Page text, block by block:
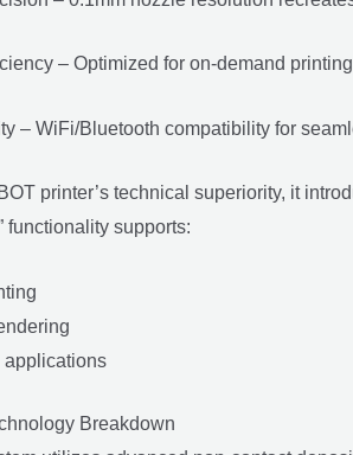
– Optimized for on-demand
– WiFi/Bluetooth compatibility for
printer’s technical superiority, it
functionality supports:
applications
Breakdown